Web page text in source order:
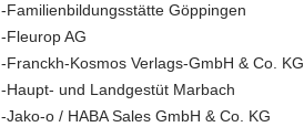
-Familienbildungsstätte Göppingen
-Fleurop AG
-Franckh-Kosmos Verlags-GmbH & Co. KG
-Haupt- und Landgestüt Marbach
-Jako-o / HABA Sales GmbH & Co. KG